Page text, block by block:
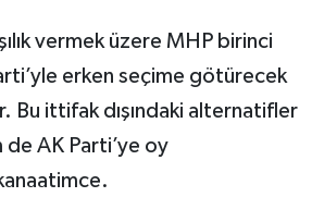
vermek üzere MHP birinci
erken seçime götürecek
Bu ittifak dışındaki alternatifler
de AK Parti’ye oy